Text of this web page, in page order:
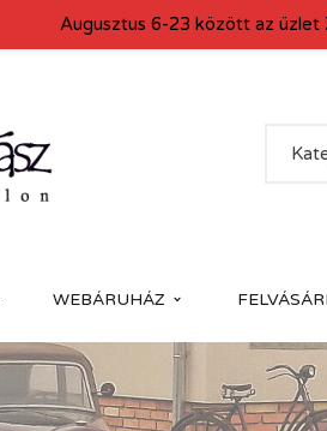
WEBÁRUHÁZ
Augusztus 6-23 között az üzlet